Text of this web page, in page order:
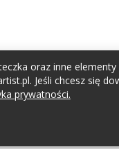
oraz inne
Jeśli chcesz się
prywatności.